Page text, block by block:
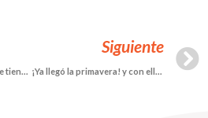
Consejos financieros que tienes que conocer
Siguiente
¡Ya llegó la primavera! y con ella una oportunidad para llenar tu jardín de colores